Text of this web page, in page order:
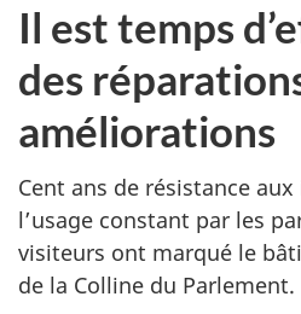
Il est temps
des
améliorations
Cent ans de résistance
l’usage constant par les
visiteurs ont marqué le
de la Colline du Parlement.